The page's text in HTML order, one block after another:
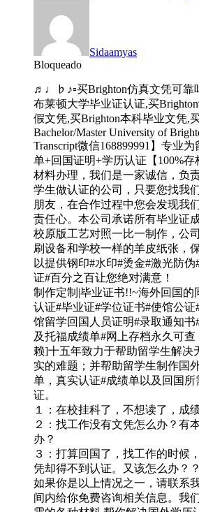
Sidaamyas
Bloqueado
♬♩♭♪▫买Brighton仿真文凭可靠
布莱顿大学毕业证认证,买
假文凭,买Brighton本科毕业文凭,
Bachelor/Master University of
Transcript微信168899991】专业
单+回国证明+学历认证【100%
材料办理，我们是一家诚信，负
学生做认证的公司，只要您找我
朋友，在合作过程中您会发现我
责任心。本公司承诺所有毕业证
校原版工艺对照一比一制作，公
刷设备和学校一样的羊皮纸张，
以提供钢印#水印#烫金#激光防
证#百分之百让您绝对满意！
制作定制|毕业证书!!~海外回国的
认证#毕业证#学位证书#使馆公
馆留学回国人员证明#录取通知书
及托福成绩单#网上存档永久可
赖]十五年致力于帮助留学生解决
实的难题；并帮助留学生制作国
单，真实认证#成绩单以及回国
证。
１：在校挂科了，不想读了，成
２：找工作没有文凭怎么办？有
办？
３：打算回国了，找工作的时候
凭却得不到认证。又该怎么办？
如果你是以上情况之一，请联系
间内给你免费咨询相关信息。我